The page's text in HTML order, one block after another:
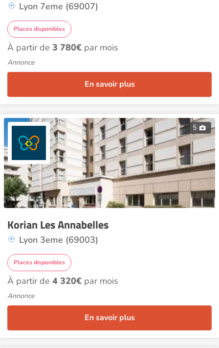
Lyon 7eme (69007)
Places disponibles
À partir de 3 780€ par mois
Annonce
En savoir plus
5
Korian Les Annabelles
Lyon 3eme (69003)
Places disponibles
À partir de 4 320€ par mois
Annonce
En savoir plus